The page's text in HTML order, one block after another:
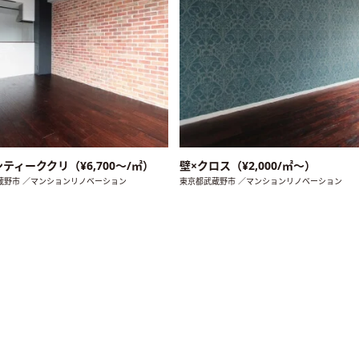
ィーククリ（¥6,700〜/㎡）
野市 ／マンションリノベーション
壁×クロス（¥2,000/㎡〜）
東京都武蔵野市 ／マンションリノベーション